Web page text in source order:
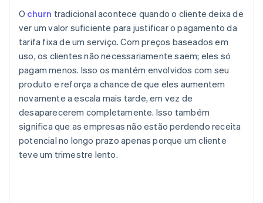
O churn tradicional acontece quando o cliente deixa de
ver um valor suficiente para justificar o pagamento da
tarifa fixa de um serviço. Com preços baseados em
uso, os clientes não necessariamente saem; eles só
pagam menos. Isso os mantém envolvidos com seu
produto e reforça a chance de que eles aumentem
novamente a escala mais tarde, em vez de
desaparecerem completamente. Isso também
significa que as empresas não estão perdendo receita
potencial no longo prazo apenas porque um cliente
teve um trimestre lento.